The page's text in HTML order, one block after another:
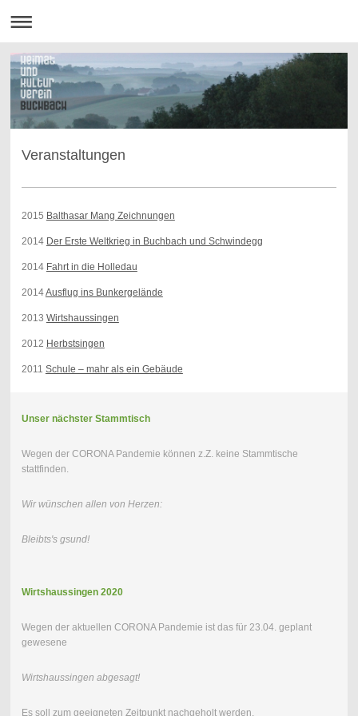
Veranstaltungen
2015 Balthasar Mang Zeichnungen
2014 Der Erste Weltkrieg in Buchbach und Schwindegg
2014 Fahrt in die Holledau
2014Ausflug ins Bunkergelände
2013 Wirtshaussingen
2012 Herbstsingen
2011 Schule – mahr als ein Gebäude
Unser nächster Stammtisch
Wegen der CORONA Pandemie können z.Z. keine Stammtische
stattfinden.
Wir wünschen allen von Herzen:
Bleibts's gsund!
Wirtshaussingen 2020
Wegen der aktuellen CORONA Pandemie ist das für 23.04. geplant
gewesene
Wirtshaussingen abgesagt!
Es soll zum geeigneten Zeitpunkt nachgeholt werden.